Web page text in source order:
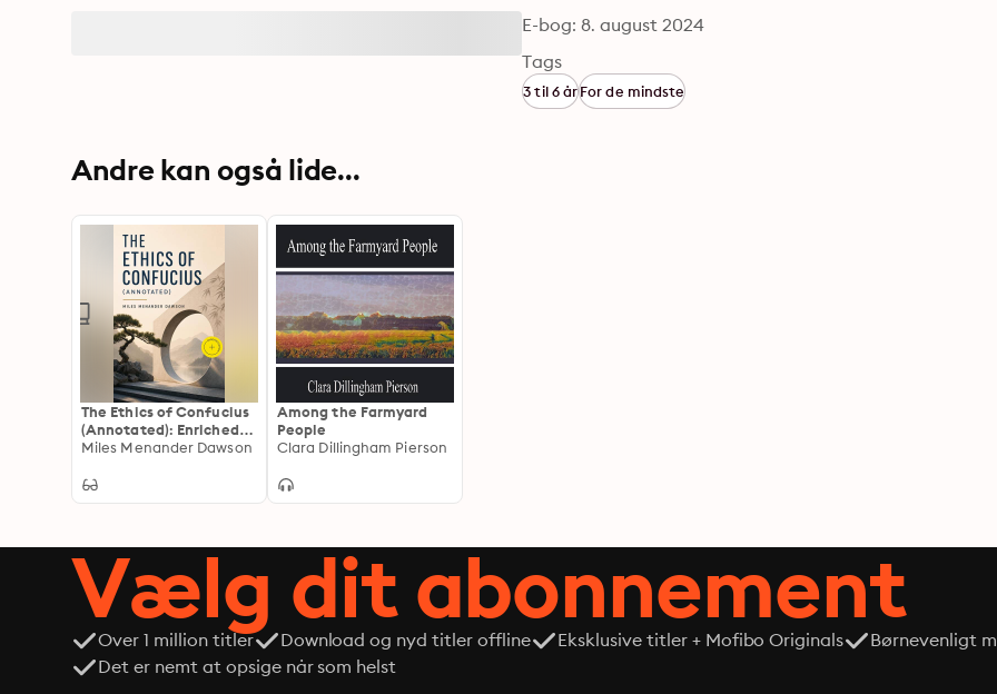
E-bog: 8. august 2024
Tags
3 til 6 årFor de mindste
Andre kan også lide...
The Ethics of Confucius
(Annotated): Enriched
Edition. A Clear Guide
Philosophy, Filial Duty,
Miles Menander Dawson
Among the Farmyard
People
Clara Dillingham Pierson
Vælg dit abonnement
Over 1 million titler Download og nyd titler offline Eksklusive titler + Mofibo Originals
Børnevenligt
Det er nemt at opsige når som helst